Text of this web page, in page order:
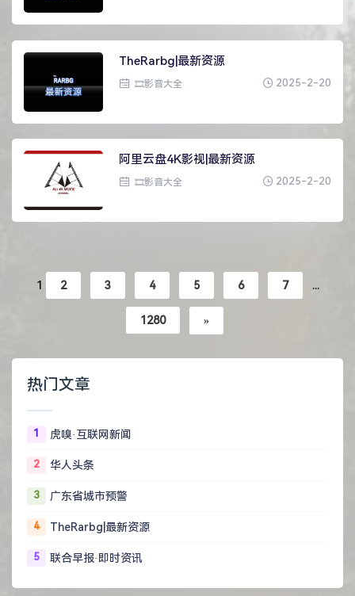
TheRarbg|最新资源
🎞影音大全 2025-2-20
阿里云盘4K影视|最新资源
🎞影音大全 2025-2-20
1 2 3 4 5 6 7 ...
1280 »
热门文章
1 虎嗅·互联网新闻
2 华人头条
3 广东省城市预警
4 TheRarbg|最新资源
5 联合早报·即时资讯